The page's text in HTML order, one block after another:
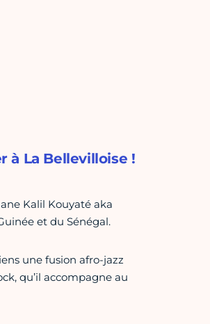
à La Bellevilloise !
Kalil Kouyaté aka
et du Sénégal.
une fusion afro-jazz
qu’il accompagne au